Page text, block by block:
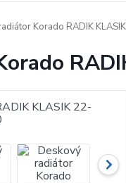
Korado RADIK